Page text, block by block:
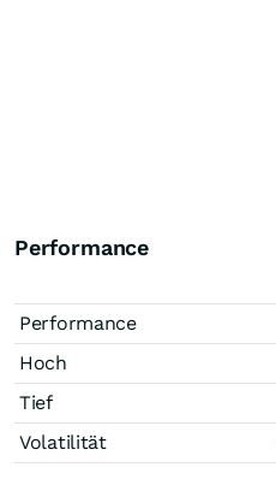
Performance
Performance
Hoch
Tief
Volatilität